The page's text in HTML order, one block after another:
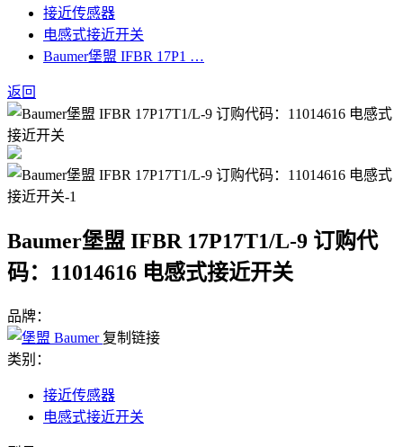
接近传感器
电感式接近开关
Baumer堡盟 IFBR 17P1 …
返回
Baumer堡盟 IFBR 17P17T1/L-9 订购代
码：11014616 电感式接近开关
品牌：
复制链接
类别：
接近传感器
电感式接近开关